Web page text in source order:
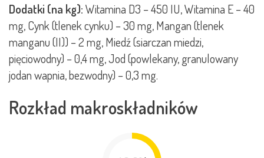
Dodatki (na kg):Witamina D3 – 450 IU, Witamina E – 40
mg, Cynk (tlenek cynku) – 30 mg, Mangan (tlenek
manganu (II)) – 2 mg, Miedź (siarczan miedzi,
pięciowodny) – 0,4 mg, Jod (powlekany, granulowany
jodan wapnia, bezwodny) – 0,3 mg.
Rozkład makroskładników